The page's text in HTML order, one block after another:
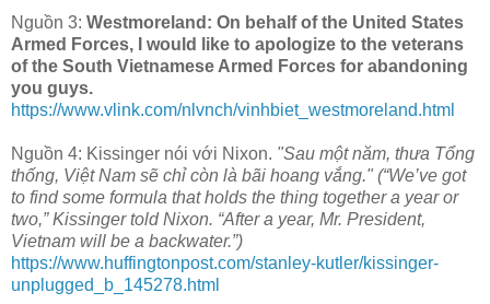
Nguồn 3: Westmoreland: On behalf of the United States
Armed Forces, I would like to apologize to the veterans
of the South Vietnamese Armed Forces for abandoning
you guys.
https://www.vlink.com/nlvnch/vinhbiet_westmoreland.html
Nguồn 4: Kissinger nói với Nixon. "Sau một năm, thưa Tổng
thống, Việt Nam sẽ chỉ còn là bãi hoang vắng." (“We’ve got
to find some formula that holds the thing together a year or
two,” Kissinger told Nixon. “After a year, Mr. President,
Vietnam will be a backwater.”)
https://www.huffingtonpost.com/stanley-kutler/kissinger-
unplugged_b_145278.html